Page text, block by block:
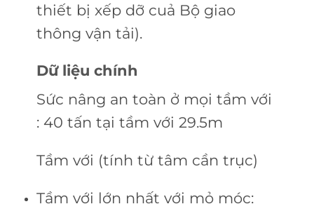
thiết bị xếp dỡ cuả Bộ giao
thông vận tải).
Dữ liệu chính
Sức nâng an toàn ở mọi tầm với
: 40 tấn tại tầm với 29.5m
Tầm với (tính từ tâm cần trục)
Tầm với lớn nhất với mỏ móc: